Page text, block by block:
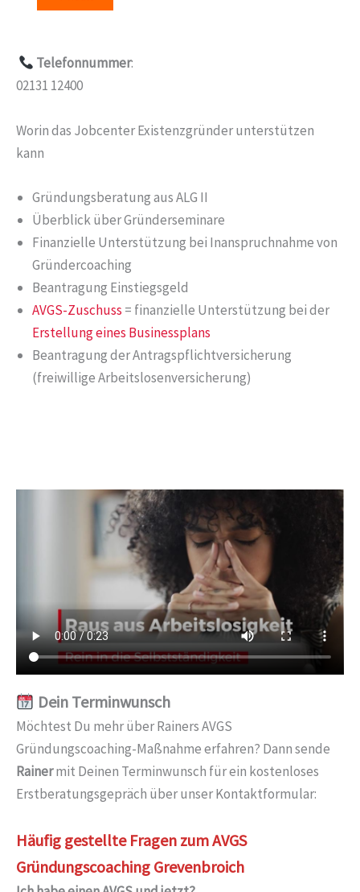
Telefonnummer:
02131 12400
Worin das Jobcenter Existenzgründer unterstützen
kann
Gründungsberatung aus ALG II
Überblick über Gründerseminare
Finanzielle Unterstützung bei Inanspruchnahme von
Gründercoaching
Beantragung Einstiegsgeld
AVGS-Zuschuss = finanzielle Unterstützung bei der
Erstellung eines Businessplans
Beantragung der Antragspflichtversicherung
(freiwillige Arbeitslosenversicherung)
Dein Terminwunsch
Möchtest Du mehr über Rainers AVGS
Gründungscoaching-Maßnahme erfahren? Dann sende
Rainermit Deinen Terminwunsch für ein kostenloses
Erstberatungsgepräch über unser Kontaktformular:
Häufig gestellte Fragen zum AVGS
Gründungscoaching Grevenbroich